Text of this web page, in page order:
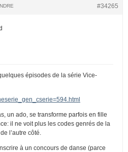
#34265
épisodes de la série Vice-
un ado, se transforme parfois en fille
il ne voit plus les codes genrés de la
l’autre côté.
à un concours de danse (parce